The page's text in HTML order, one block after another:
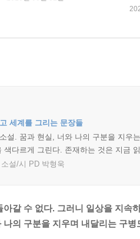
세계를 그리는 문장들
설. 꿈과 현실, 너와 나의 구분을 지우
색다르게 그린다. 존재하는 것은 지금
소설/시 PD 박형욱
아갈 수 없다. 그러니 일상을 지속
나의 구분을 지우며 내달리는 구병